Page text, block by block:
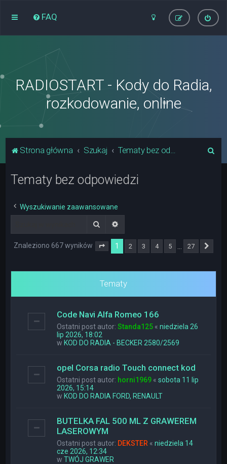
FAQ
RADIOSTART - Kody do Radia,
rozkodowanie, online
Strona główna Szukaj Tematy bez odpowiedzi
Tematy bez odpowiedzi
Wyszukiwanie zaawansowane
Szukaj
Znaleziono 667 wyników Strona 1z 27
1 2 3 4 5 27
Tematy
Code Navi Alfa Romeo 166
Ostatni post autor:Standa125 «niedziela 26
lip 2026, 18:02
w KOD DO RADIA - BECKER 2580/2569
opel Corsa radio Touch connect kod
Ostatni post autor: horni1969 «sobota 11 lip
2026, 15:14
w KOD DO RADIA FORD, RENAULT
BUTELKA FAL 500 ML Z GRAWEREM
LASEROWYM
Ostatni post autor: DEKSTER «niedziela 14
cze 2026, 12:34
wTWÓJ GRAWER